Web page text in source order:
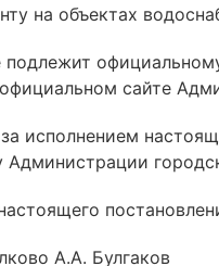
на объектах
подлежит
сайте
исполнением
Администрации
А.А. Булгаков